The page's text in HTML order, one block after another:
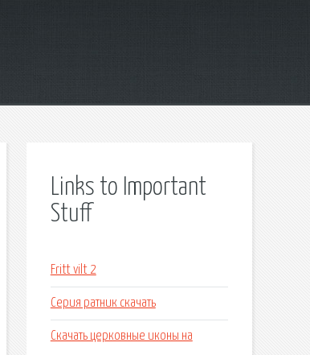
Links to Important
Stuff
Fritt vilt 2
Серия ратник скачать
Скачать церковные иконы на